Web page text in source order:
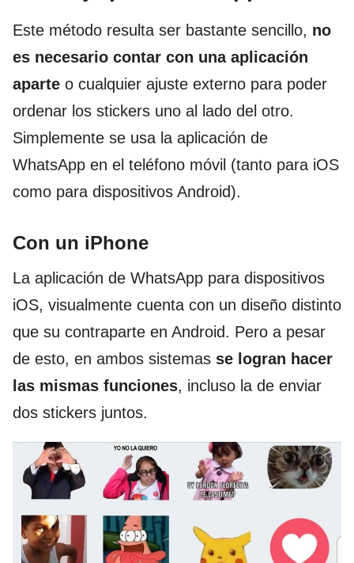
Este método resulta ser bastante sencillo, no
es necesario contar con una aplicación
aparte o cualquier ajuste externo para poder
ordenar los stickers uno al lado del otro.
Simplemente se usa la aplicación de
WhatsApp en el teléfono móvil (tanto para iOS
como para dispositivos Android).
Con un iPhone
La aplicación de WhatsApp para dispositivos
iOS, visualmente cuenta con un diseño distinto
que su contraparte en Android. Pero a pesar
de esto, en ambos sistemas se logran hacer
las mismas funciones, incluso la de enviar
dos stickers juntos.